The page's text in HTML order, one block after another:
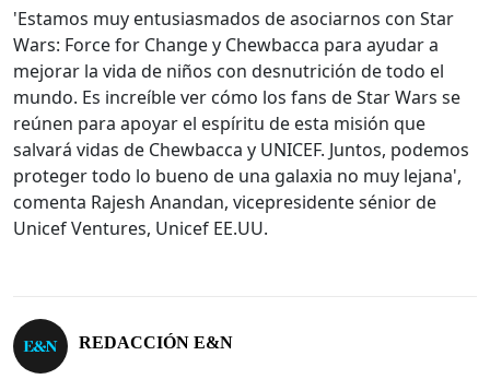
'Estamos muy entusiasmados de asociarnos con Star
Wars: Force for Change y Chewbacca para ayudar a
mejorar la vida de niños con desnutrición de todo el
mundo. Es increíble ver cómo los fans de Star Wars se
reúnen para apoyar el espíritu de esta misión que
salvará vidas de Chewbacca y UNICEF. Juntos, podemos
proteger todo lo bueno de una galaxia no muy lejana',
comenta Rajesh Anandan, vicepresidente sénior de
Unicef Ventures, Unicef EE.UU.
REDACCIÓN E&N